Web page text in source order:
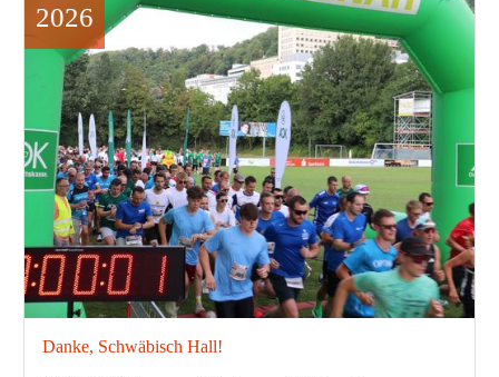
Danke, Schwäbisch Hall!
2026